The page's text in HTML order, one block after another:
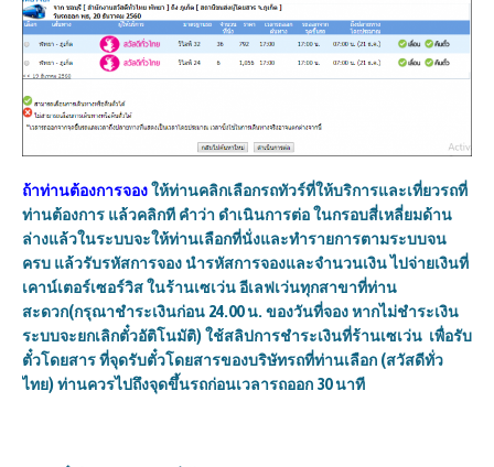
ถ้าท่านต้องการจองให้ท่านคลิกเลือกรถทัวร์ที่ให้บริการและเที่ยวรถที่
ท่านต้องการ แล้วคลิกที คำว่า ดำเนินการต่อ ในกรอบสี่เหลี่ยมด้าน
ล่างแล้วในระบบจะให้ท่านเลือกที่นั่งและทำรายการตามระบบจน
ครบ แล้วรับรหัสการจอง นำรหัสการจองและจำนวนเงิน ไปจ่ายเงินที่
เคาน์เตอร์เซอร์วิส ในร้านเซเว่น อีเลฟเว่นทุกสาขาที่ท่าน
สะดวก(กรุณาชำระเงินก่อน 24.00 น. ของวันที่จอง หากไม่ชำระเงิน
ระบบจะยกเลิกตั๋วอัติโนมัติ) ใช้สลิปการชำระเงินที่ร้านเซเว่น เพื่อรับ
ตั๋วโดยสาร ที่จุดรับตั๋วโดยสารของบริษัทรถที่ท่านเลือก (สวัสดีทั่ว
ไทย) ท่านควรไปถึงจุดขึ้นรถก่อนเวลารถออก 30 นาที